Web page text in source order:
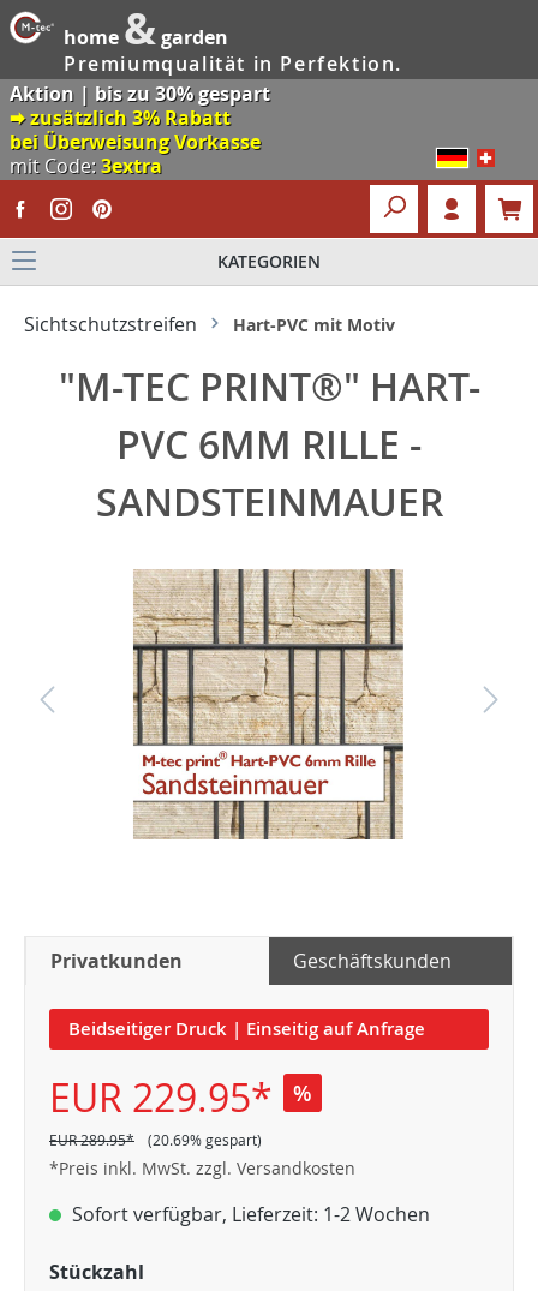
home &garden
Premiumqualität in Perfektion.
Aktion | bis zu 30% gespart
🠮 zusätzlich 3% Rabatt
bei Überweisung Vorkasse
mit Code:3extra
KATEGORIEN
Sichtschutzstreifen Hart-PVC mit Motiv
"M-TEC PRINT®" HART-
PVC 6MM RILLE -
SANDSTEINMAUER
Privatkunden Geschäftskunden
Beidseitiger Druck | Einseitig auf Anfrage
EUR 229.95* %
EUR 289.95* (20.69% gespart)
*Preis inkl. MwSt. zzgl. Versandkosten
Sofort verfügbar, Lieferzeit: 1-2 Wochen
Stückzahl